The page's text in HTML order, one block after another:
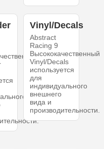
Vinyl/Decals
Abstract
Racing 9
Высококачественный
Vinyl/Decals
используется
для
индивидуального
внешнего
вида и
производительности.